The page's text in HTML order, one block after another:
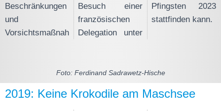
Beschränkungen
und
Vorsichtsmaßnah
Besuch einer
französischen
Delegation unter
Pfingsten 2023
stattfinden kann.
Foto: Ferdinand Sadrawetz-Hische
2019: Keine Krokodile am Maschsee